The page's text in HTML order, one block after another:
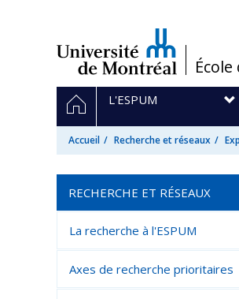
/
Navigation
principale
ACCUEIL
L'ESPUM
Accueil Recherche et réseaux
RECHERCHE ET RÉSEAUX
La recherche à l'ESPUM
Axes de recherche prioritaires